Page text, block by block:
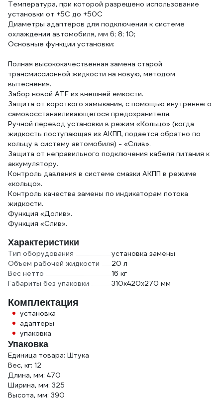
Температура, при которой разрешено использование
установки от +5С до +50С
Диаметры адаптеров для подключения к системе
охлаждения автомобиля, мм 6; 8; 10;
Основные функции установки:
Полная высококачественная замена старой
трансмиссионной жидкости на новую, методом
вытеснения.
Забор новой ATF из внешней емкости.
Защита от короткого замыкания, с помощью внутреннего
самовосстанавливающегося предохранителя.
Ручной перевод установки в режим «Кольцо» (когда
жидкость поступающая из АКПП, подается обратно по
кольцу в систему автомобиля) - «Слив».
Защита от неправильного подключения кабеля питания к
аккумулятору.
Контроль давления в системе смазки АКПП в режиме
«кольцо».
Контроль качества замены по индикаторам потока
жидкости.
Функция «Долив».
Функция «Слив».
Характеристики
Тип оборудования
установка замены
Объем рабочей жидкости
20 л
Вес нетто
16 кг
Габариты без упаковки
310х420х270 мм
Комплектация
установка
адаптеры
упаковка
Упаковка
Единица товара: Штука
Вес, кг: 12
Длина, мм: 470
Ширина, мм: 325
Высота, мм: 390